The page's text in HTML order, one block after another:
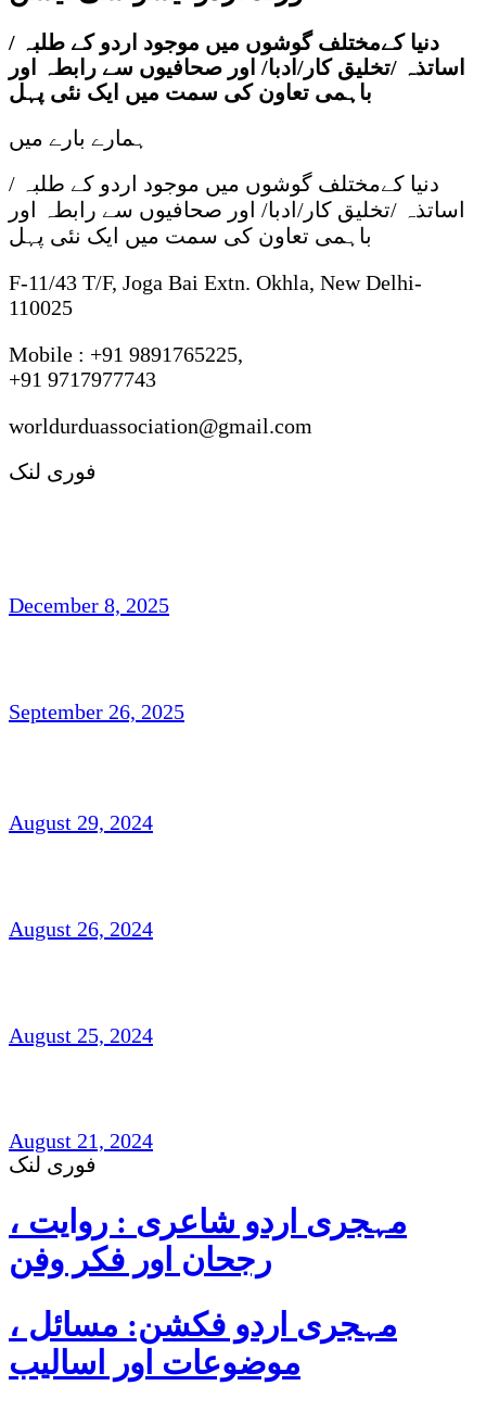
دنیا کےمختلف گوشوں میں موجود اردو کے طلبہ /
اساتذہ /تخلیق کار/ادبا/ اور صحافیوں سے رابطہ اور
باہمی تعاون کی سمت میں ایک نئی پہل
ہمارے بارے میں
دنیا کےمختلف گوشوں میں موجود اردو کے طلبہ /
اساتذہ /تخلیق کار/ادبا/ اور صحافیوں سے رابطہ اور
باہمی تعاون کی سمت میں ایک نئی پہل
F-11/43 T/F, Joga Bai Extn. Okhla, New Delhi-
110025
Mobile : +91 9891765225,
+91 9717977743
worldurduassociation@gmail.com
فوری لنک
December 8, 2025
September 26, 2025
August 29, 2024
August 26, 2024
August 25, 2024
August 21, 2024
فوری لنک
مہجری اردو شاعری : روایت ،
رجحان اور فکر وفن
مہجری اردو فکشن: مسائل ،
موضوعات اور اسالیب